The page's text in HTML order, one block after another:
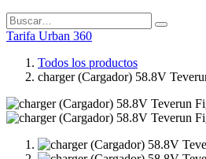
Tarifa Urban 360
Todos los productos
charger (Cargador) 58.8V